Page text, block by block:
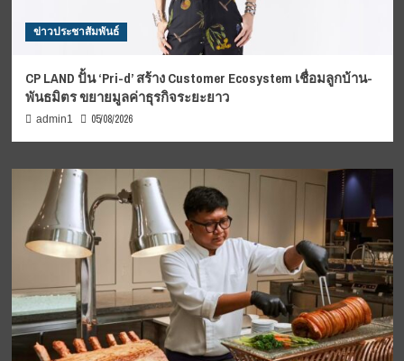
ข่าวประชาสัมพันธ์
CP LAND ปั้น ‘Pri-d’ สร้าง Customer Ecosystem เชื่อมลูกบ้าน-
พันธมิตร ขยายมูลค่าธุรกิจระยะยาว
admin1 05/08/2026